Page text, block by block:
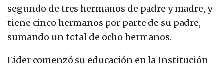
segundo de tres hermanos de padre y madre, y
tiene cinco hermanos por parte de su padre,
sumando un total de ocho hermanos.
Eider comenzó su educación en la Institución